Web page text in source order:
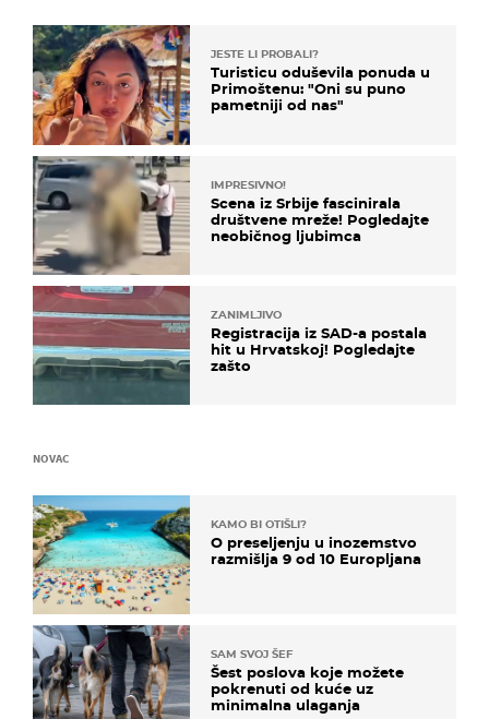
JESTE LI PROBALI?
Turisticu oduševila ponuda u
Primoštenu: "Oni su puno
pametniji od nas"
IMPRESIVNO!
Scena iz Srbije fascinirala
društvene mreže! Pogledajte
neobičnog ljubimca
ZANIMLJIVO
Registracija iz SAD-a postala
hit u Hrvatskoj! Pogledajte
zašto
NOVAC
KAMO BI OTIŠLI?
O preseljenju u inozemstvo
razmišlja 9 od 10 Europljana
SAM SVOJ ŠEF
Šest poslova koje možete
pokrenuti od kuće uz
minimalna ulaganja